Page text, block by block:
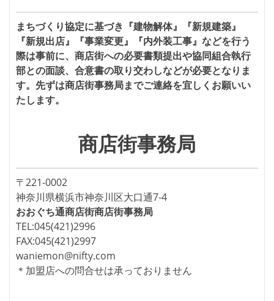
まちづくり協定に基づき『建物解体』『新規建築』
『新規出店』『事業変更』『内外装工事』などを行う
際は事前に、商店街への必要書類提出や協同組合執行
部との面談、合意書の取り交わしなどが必要となりま
す。先ずは商店街事務局までご連絡を宜しくお願いい
たします。
商店街事務局
〒221-0002
神奈川県横浜市神奈川区大口通7-4
おおぐち通商店街商店街事務局
TEL:045(421)2996
FAX:045(421)2997
waniemon@nifty.com
＊加盟店への問合せは承っておりません